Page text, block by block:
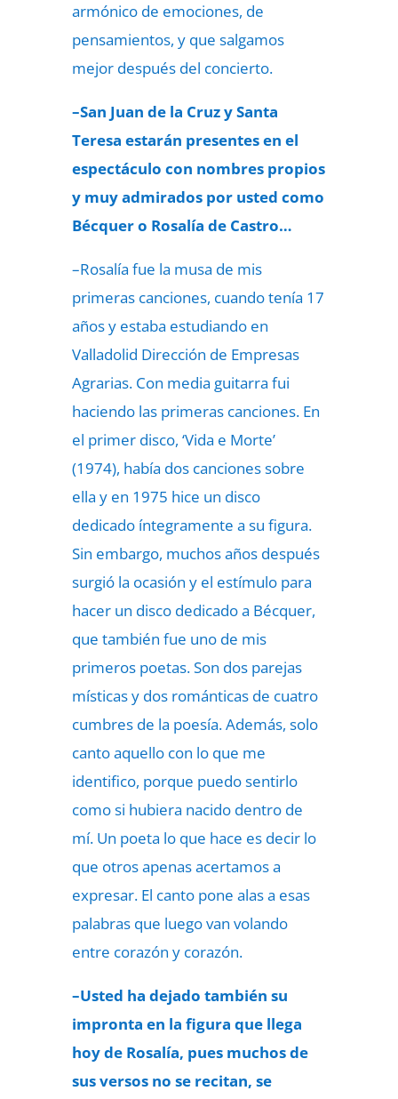
armónico de emociones, de
pensamientos, y que salgamos
mejor después del concierto.
–San Juan de la Cruz y Santa
Teresa estarán presentes en el
espectáculo con nombres propios
y muy admirados por usted como
Bécquer o Rosalía de Castro…
–Rosalía fue la musa de mis
primeras canciones, cuando tenía 17
años y estaba estudiando en
Valladolid Dirección de Empresas
Agrarias. Con media guitarra fui
haciendo las primeras canciones. En
el primer disco, ‘Vida e Morte’
(1974), había dos canciones sobre
ella y en 1975 hice un disco
dedicado íntegramente a su figura.
Sin embargo, muchos años después
surgió la ocasión y el estímulo para
hacer un disco dedicado a Bécquer,
que también fue uno de mis
primeros poetas. Son dos parejas
místicas y dos románticas de cuatro
cumbres de la poesía. Además, solo
canto aquello con lo que me
identifico, porque puedo sentirlo
como si hubiera nacido dentro de
mí. Un poeta lo que hace es decir lo
que otros apenas acertamos a
expresar. El canto pone alas a esas
palabras que luego van volando
entre corazón y corazón.
–Usted ha dejado también su
impronta en la figura que llega
hoy de Rosalía, pues muchos de
sus versos no se recitan, se